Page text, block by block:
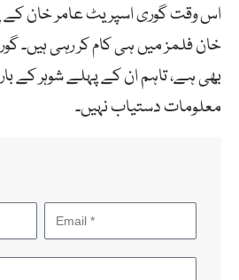
اس وقت گوری اسپریٹ عامر خان کے
بھی ہے، تاہم ان کے پہلے شوہر کے
معلومات دستیاب نہیں۔